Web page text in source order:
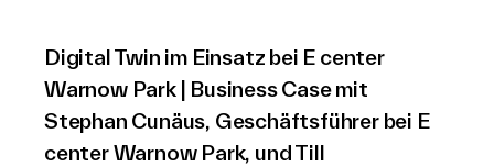
Digital Twin im Einsatz bei E center
Warnow Park | Business Case mit
Stephan Cunäus, Geschäftsführer bei E
center Warnow Park, undTill